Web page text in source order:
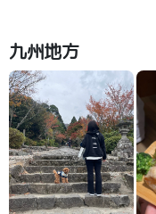
九州地方